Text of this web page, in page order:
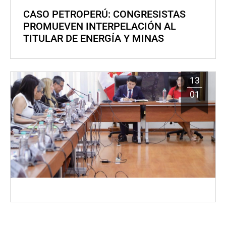
CASO PETROPERÚ: CONGRESISTAS
PROMUEVEN INTERPELACIÓN AL
TITULAR DE ENERGÍA Y MINAS
13
01